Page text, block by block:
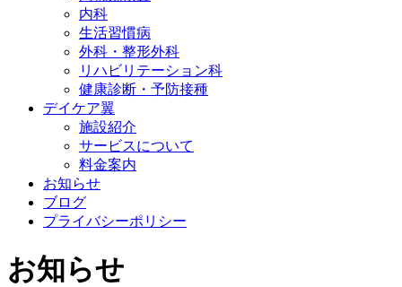
内科
生活習慣病
外科・整形外科
リハビリテーション科
健康診断・予防接種
デイケア翼
施設紹介
サービスについて
料金案内
お知らせ
ブログ
プライバシーポリシー
お知らせ